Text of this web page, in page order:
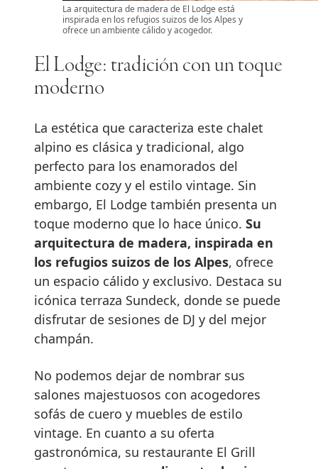
La arquitectura de madera de El Lodge está
inspirada en los refugios suizos de los Alpes y
ofrece un ambiente cálido y acogedor.
El Lodge: tradición con un toque
moderno
La estética que caracteriza este chalet
alpino es clásica y tradicional, algo
perfecto para los enamorados del
ambiente cozy y el estilo vintage. Sin
embargo, El Lodge también presenta un
toque moderno que lo hace único. Su
arquitectura de madera, inspirada en
los refugios suizos de los Alpes, ofrece
un espacio cálido y exclusivo. Destaca su
icónica terraza Sundeck, donde se puede
disfrutar de sesiones de DJ y del mejor
champán.
No podemos dejar de nombrar sus
salones majestuosos con acogedores
sofás de cuero y muebles de estilo
vintage. En cuanto a su oferta
gastronómica, su restaurante El Grill